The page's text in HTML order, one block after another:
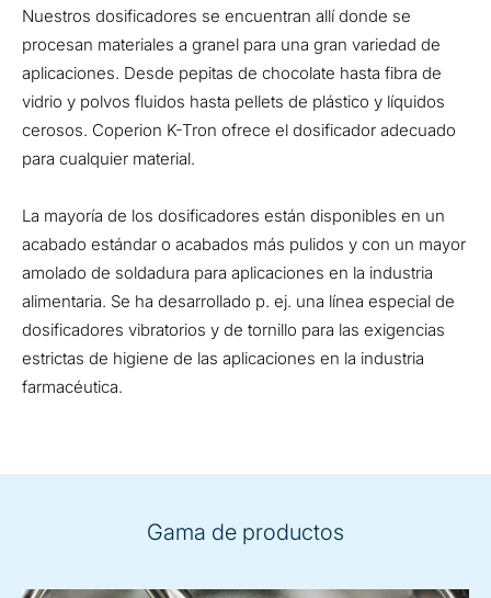
Nuestros dosificadores se encuentran allí donde se
procesan materiales a granel para una gran variedad de
aplicaciones. Desde pepitas de chocolate hasta fibra de
vidrio y polvos fluidos hasta pellets de plástico y líquidos
cerosos. Coperion K-Tron ofrece el dosificador adecuado
para cualquier material.
La mayoría de los dosificadores están disponibles en un
acabado estándar o acabados más pulidos y con un mayor
amolado de soldadura para aplicaciones en la industria
alimentaria. Se ha desarrollado p. ej. una línea especial de
dosificadores vibratorios y de tornillo para las exigencias
estrictas de higiene de las aplicaciones en la industria
farmacéutica.
Gama de productos